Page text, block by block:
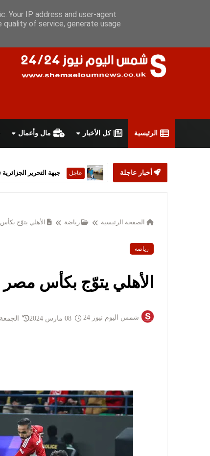
سياسة الخصوصية اتفاقية الاستخدام
الرئيسية كل الأخبار مال وأعمال
أخبار عاجلة عاجل ستارمر يعلن استقالته
الصفحة الرئيسية رياضة الأهلي يتوّج بكأس مصر
رياضة
الأهلي يتوّج بكأس مصر الـ39 في
شمس اليوم نيوز 24 الجمعة 8 مارس 2024
Your IP address and user-agent
of service, generate usage